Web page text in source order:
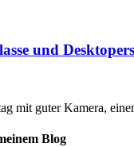
und
mit guter Kamera,
Blog